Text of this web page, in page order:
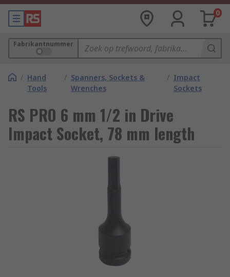
0
Fabrikantnummer
/ Hand
Tools
/ Spanners, Sockets &
Wrenches
/ Impact
Sockets
RS PRO 6 mm 1/2 in Drive
Impact Socket, 78 mm length